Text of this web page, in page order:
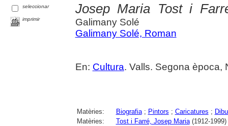
seleccionar
imprimir
Josep Maria Tost i
Galimany Solé
Galimany Solé, Roman
En: Cultura. Valls. Segona època,
Matèries: Biografia; Pintors ; Caricatures ;
Matèries:
Tost i Farré, Josep Maria(1912-1999)